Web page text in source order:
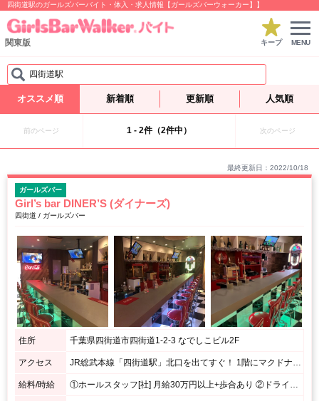
四街道駅のガールズバーバイト・体入・求人情報【ガールズバーウォーカー】】
関東版 キープ MENU
四街道駅
オススメ順 新着順 更新順 人気順
前のページ 1 - 2件（2件中） 次のページ
最終更新日：2022/10/18
ガールズバー
Girl’s bar DINER’S (ダイナーズ)
四街道 / ガールズバー
住所 千葉県四街道市四街道1-2-3 なでしこビル2F
アクセス JR総武本線「四街道駅」北口を出てすぐ！ 1階にマクドナルドが入っているビルの2階にあるお店です♪
給料/時給 ①ホールスタッフ[社] 月給30万円以上+歩合あり ②ドライバー 日給7000円